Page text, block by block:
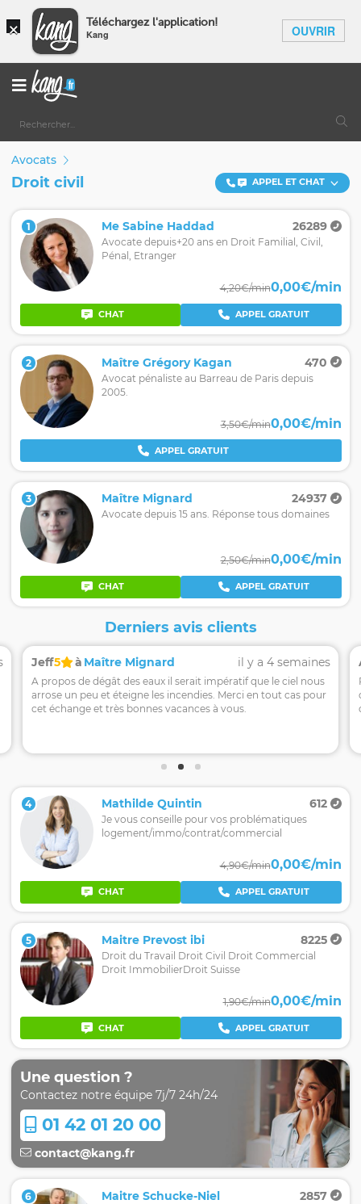
× Téléchargez l'application!
Kang OUVRIR
Avocats
Droit civil APPEL ET CHAT
Derniers avis clients
Jeff5 à Maître Mignard il y a 4 semaines
A propos de dégât des eaux il serait impératif que le ciel nous
arrose un peu et éteigne les incendies. Merci en tout cas pour
cet échange et très bonnes vacances à vous.
Une question ?
Contactez notre équipe 7j/7 24h/24
01 42 01 20 00
contact@kang.fr
1 Me Sabine Haddad 26289
Avocate depuis+20 ans en Droit Familial, Civil,
Pénal, Etranger
4,20€/min0,00€/min
CHAT APPEL GRATUIT
2 Maître Grégory Kagan 470
Avocat pénaliste au Barreau de Paris depuis
2005.
3,50€/min0,00€/min
APPEL GRATUIT
3 Maître Mignard 24937
Avocate depuis 15 ans. Réponse tous domaines
2,50€/min0,00€/min
CHAT APPEL GRATUIT
4 Mathilde Quintin 612
Je vous conseille pour vos problématiques
logement/immo/contrat/commercial
4,90€/min0,00€/min
CHAT APPEL GRATUIT
5 Maitre Prevost ibi 8225
Droit du Travail Droit Civil Droit Commercial
Droit ImmobilierDroit Suisse
1,90€/min0,00€/min
CHAT APPEL GRATUIT
6 Maitre Schucke-Niel 2857